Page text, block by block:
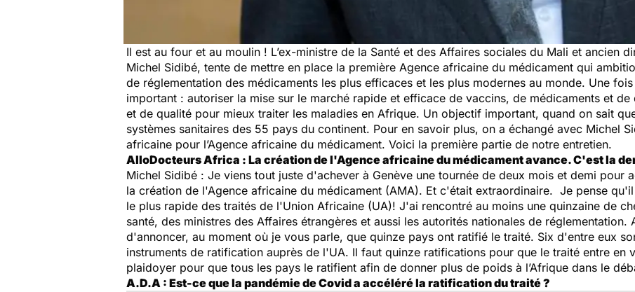
Il est au four et au moulin ! L’ex-ministre de la Santé et des Affaires sociales du Mali et ancien
Michel Sidibé, tente de mettre en place la première Agence africaine du médicament qui
de réglementation des médicaments les plus efficaces et les plus modernes au monde. Une
important : autoriser la mise sur le marché rapide et efficace de vaccins, de médicaments et
et de qualité pour mieux traiter les maladies en Afrique. Un objectif important, quand on sait
systèmes sanitaires des 55 pays du continent. Pour en savoir plus, on a échangé avec Michel
africaine pour l’Agence africaine du médicament. Voici la première partie de notre entretien.
AlloDocteurs Africa : La création de l'Agence africaine du médicament avance. C'est la
Michel Sidibé : Je viens tout juste d'achever à Genève une tournée de deux mois et demi pour
la création de l'Agence africaine du médicament (AMA). Et c'était extraordinaire. Je pense
le plus rapide des traités de l'Union Africaine (UA)! J'ai rencontré au moins une quinzaine de
santé, des ministres des Affaires étrangères et aussi les autorités nationales de réglementation.
d'annoncer, au moment où je vous parle, que quinze pays ont ratifié le traité. Six d'entre eux
instruments de ratification auprès de l'UA. Il faut quinze ratifications pour que le traité entre en
plaidoyer pour que tous les pays le ratifient afin de donner plus de poids à l’Afrique dans le
A.D.A : Est-ce que la pandémie de Covid a accéléré la ratification du traité ?